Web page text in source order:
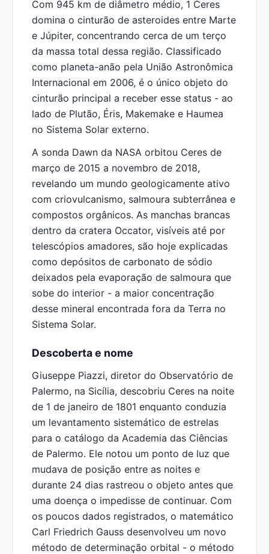
Com 945 km de diâmetro médio, 1 Ceres
domina o cinturão de asteroides entre Marte
e Júpiter, concentrando cerca de um terço
da massa total dessa região. Classificado
como planeta-anão pela União Astronômica
Internacional em 2006, é o único objeto do
cinturão principal a receber esse status - ao
lado de Plutão, Éris, Makemake e Haumea
no Sistema Solar externo.
A sonda Dawn da NASA orbitou Ceres de
março de 2015 a novembro de 2018,
revelando um mundo geologicamente ativo
com criovulcanismo, salmoura subterrânea e
compostos orgânicos. As manchas brancas
dentro da cratera Occator, visíveis até por
telescópios amadores, são hoje explicadas
como depósitos de carbonato de sódio
deixados pela evaporação de salmoura que
sobe do interior - a maior concentração
desse mineral encontrada fora da Terra no
Sistema Solar.
Descoberta e nome
Giuseppe Piazzi, diretor do Observatório de
Palermo, na Sicília, descobriu Ceres na noite
de 1 de janeiro de 1801 enquanto conduzia
um levantamento sistemático de estrelas
para o catálogo da Academia das Ciências
de Palermo. Ele notou um ponto de luz que
mudava de posição entre as noites e
durante 24 dias rastreou o objeto antes que
uma doença o impedisse de continuar. Com
os poucos dados registrados, o matemático
Carl Friedrich Gauss desenvolveu um novo
método de determinação orbital - o método